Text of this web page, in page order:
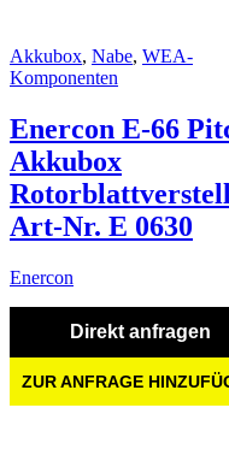
Akkubox, Nabe, WEA-
Komponenten
Enercon E-66
Akkubox
Art-Nr. E 0630
Enercon
Direkt anfragen
ZUR ANFRAGE